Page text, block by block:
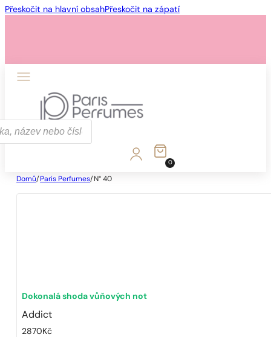
Přeskočit na hlavní obsahPřeskočit na zápatí
0
Domů/ Paris Perfumes/ N° 40
Dokonalá shoda vůňových not
Addict
2870 Kč